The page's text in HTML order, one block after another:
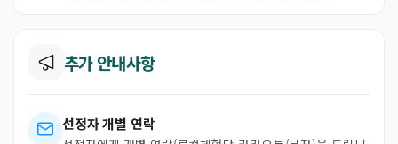
추가 안내사항
선정자 개별 연락